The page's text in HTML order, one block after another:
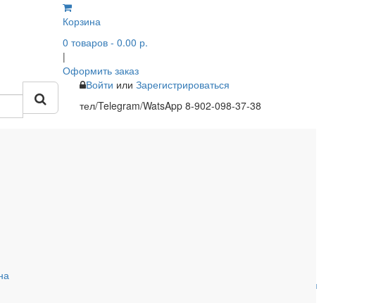
Корзина
0 товаров - 0.00 р.
|
Оформить заказ
Войти илиЗарегистрироваться
тел/Telegram/WatsApp 8-902-098-37-38
к
Комплектующие для